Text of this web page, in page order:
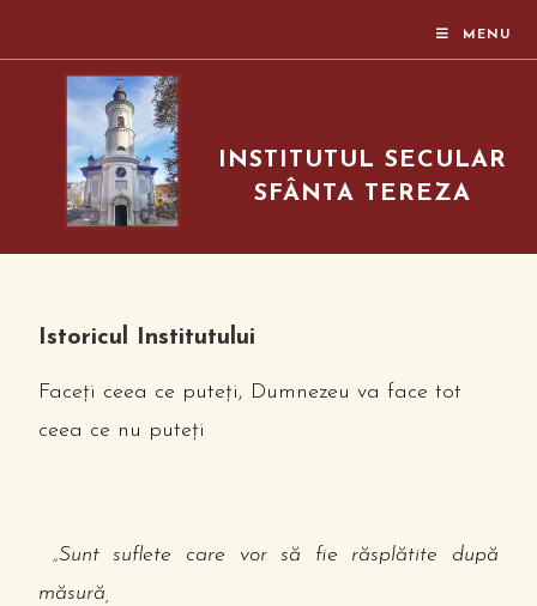
MENU
INSTITUTUL SECULAR
SFÂNTA TEREZA
Istoricul Institutului
Faceţi ceea ce puteţi, Dumnezeu va face tot
ceea ce nu puteţi
„Sunt suflete care vor să fie răsplătite după
măsură,